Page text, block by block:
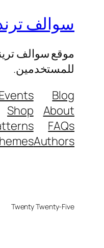
سوالف
موقع سوالف
للمستخدمين.
Blog
About
FAQs
Authors
Shop
Twenty Twenty-Five